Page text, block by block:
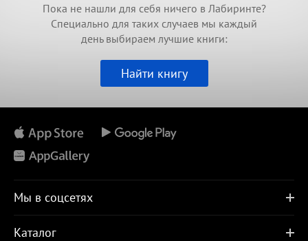
Пока не нашли для себя ничего в Лабиринте?
Специально для таких случаев мы каждый
день выбираем лучшие книги:
Найти книгу
Мы в соцсетях
Каталог